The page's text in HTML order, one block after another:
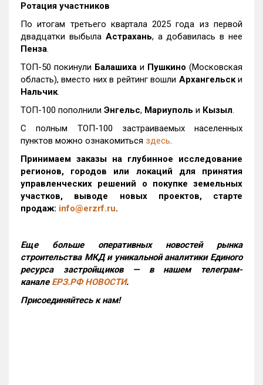
Ротация участников
По итогам третьего квартала 2025 года из первой
двадцатки выбыла Астрахань, а добавилась в нее
Пенза.
ТОП-50 покинули Балашиха и Пушкино (Московская
область), вместо них в рейтинг вошли Архангельски
Нальчик.
ТОП-100 пополнили Энгельс, Мариуполь и Кызыл.
С полным ТОП-100 застраиваемых населенных
пунктов можно ознакомиться здесь.
Принимаем заказы на глубинное исследование
регионов, городов или локаций для принятия
управленческих решений о покупке земельных
участков, выводе новых проектов, старте
продаж: info@erzrf.ru.
Еще больше оперативных новостей рынка
строительства МКД и уникальной аналитики Единого
ресурса застройщиков — в нашем телеграм-
канале ЕРЗ.РФ НОВОСТИ.
Присоединяйтесь к нам!